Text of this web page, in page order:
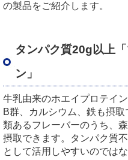
の製品をご紹介します。
タンパク質20g以上
ン」
牛乳由来のホエイプロテイ
B群、カルシウム、鉄も摂
類あるフレーバーのうち、
摂取できます。タンパク質
として活用しやすいのでは